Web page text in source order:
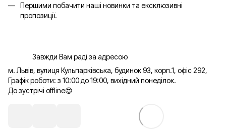
Першими побачити наші новинки та ексклюзивні
пропозиції.
Завжди Вам раді за адресою
м. Львів, вулиця Кульпарківська, будинок 93, корп.1, офіс 292,
Графік роботи: з 10:00 до 19:00, вихідний понеділок.
До зустрічі offline😍